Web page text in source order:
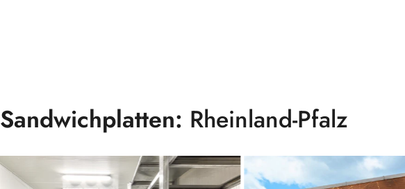
Sandwichplatten: Rheinland-Pfalz